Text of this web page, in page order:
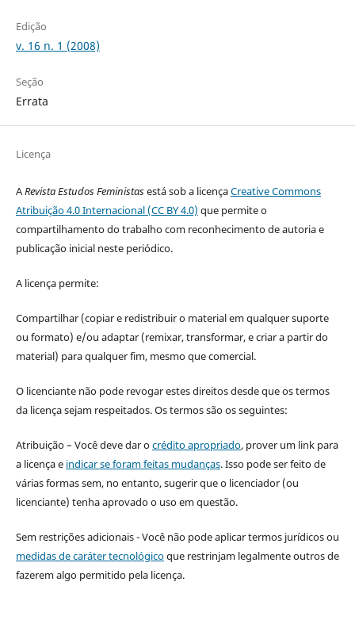
Edição
v. 16 n. 1 (2008)
Seção
Errata
Licença
ARevista Estudos Feministasestá sob a licençaCreative Commons
Atribuição 4.0 Internacional (CC BY 4.0) que permite o
compartilhamento do trabalho com reconhecimento de autoria e
publicação inicial neste periódico.
A licença permite:
Compartilhar (copiar e redistribuir o material em qualquer suporte
ou formato) e/ou adaptar (remixar, transformar, e criar a partir do
material) para qualquer fim, mesmo que comercial.
O licenciante não pode revogar estes direitos desde que os termos
da licença sejam respeitados. Os termos são os seguintes:
Atribuição – Você deve dar ocrédito apropriado, prover um link para
a licença e indicar se foram feitas mudanças. Isso pode ser feito de
várias formas sem, no entanto, sugerir que o licenciador (ou
licenciante) tenha aprovado o uso em questão.
Sem restrições adicionais - Você não pode aplicar termos jurídicos ou
medidas de caráter tecnológicoque restrinjam legalmente outros de
fazerem algo permitido pela licença.